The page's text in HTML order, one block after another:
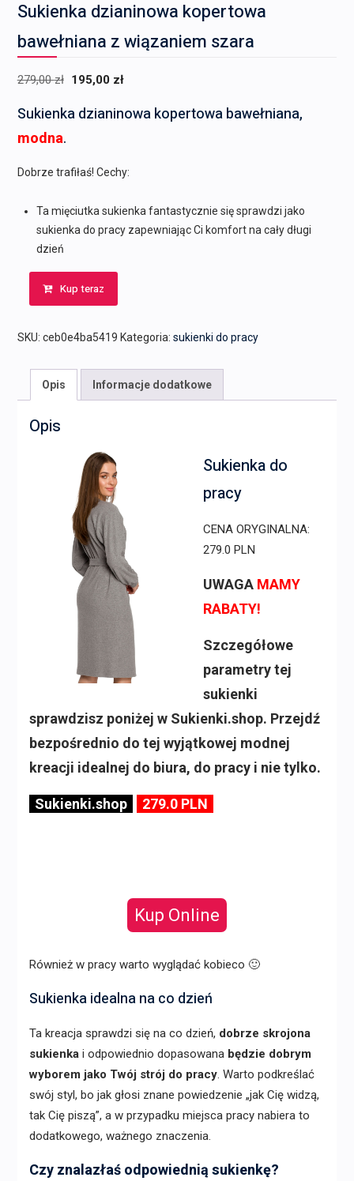
Sukienka dzianinowa kopertowa
bawełniana z wiązaniem szara
279,00zł Pierwotna
wynosiła:
195,00 zł
wynosi:
Sukienka dzianinowa kopertowa bawełniana,
modna.
Dobrze trafiłaś! Cechy:
Ta mięciutka sukienka fantastycznie się sprawdzi jako
sukienka do pracy zapewniając Ci komfort na cały długi
dzień
Kup teraz
SKU: ceb0e4ba5419 Kategoria: sukienki do pracy
Opis Informacje dodatkowe
Opis
Sukienka do
pracy
CENA ORYGINALNA:
279.0 PLN
UWAGA MAMY
RABATY!
Szczegółowe
parametry tej
sukienki
sprawdzisz poniżej w Sukienki.shop. Przejdź
bezpośrednio do tej wyjątkowej modnej
kreacji idealnej do biura, do pracy i nie tylko.
Sukienki.shop 279.0 PLN
Kup Online
Również w pracy warto wyglądać kobieco 🙂
Sukienka idealna na co dzień
Ta kreacja sprawdzi się na co dzień, dobrze skrojona
sukienkai odpowiednio dopasowana będzie dobrym
wyborem jako Twój strój do pracy. Warto podkreślać
swój styl, bo jak głosi znane powiedzenie „jak Cię widzą,
tak Cię piszą”, a w przypadku miejsca pracy nabiera to
dodatkowego, ważnego znaczenia.
Czy znalazłaś odpowiednią sukienkę?